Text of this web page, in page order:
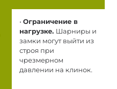
• Ограничение в
нагрузке. Шарниры и
замки могут выйти из
строя при
чрезмерном
давлении на клинок.